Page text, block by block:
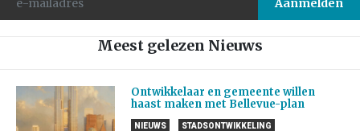
Meest gelezen Nieuws
Ontwikkelaar en gemeente willen
haast maken met Bellevue-plan
NIEUWS STADSONTWIKKELING